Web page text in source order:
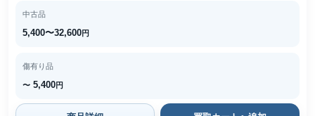
中古品
5,400〜32,600円
傷有り品
〜 5,400円